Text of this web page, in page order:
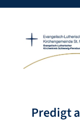
Predigt